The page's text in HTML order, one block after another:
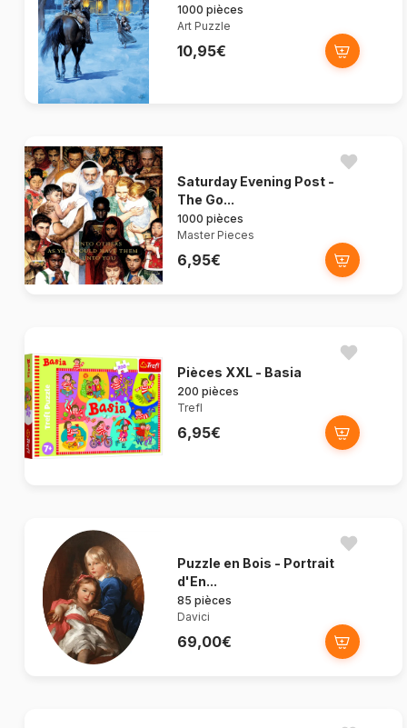
1000 pièces
Art Puzzle
10,95€
Saturday Evening Post -
The Go...
1000 pièces
Master Pieces
6,95€
Pièces XXL - Basia
200 pièces
Trefl
6,95€
Puzzle en Bois - Portrait
d'En...
85 pièces
Davici
69,00€